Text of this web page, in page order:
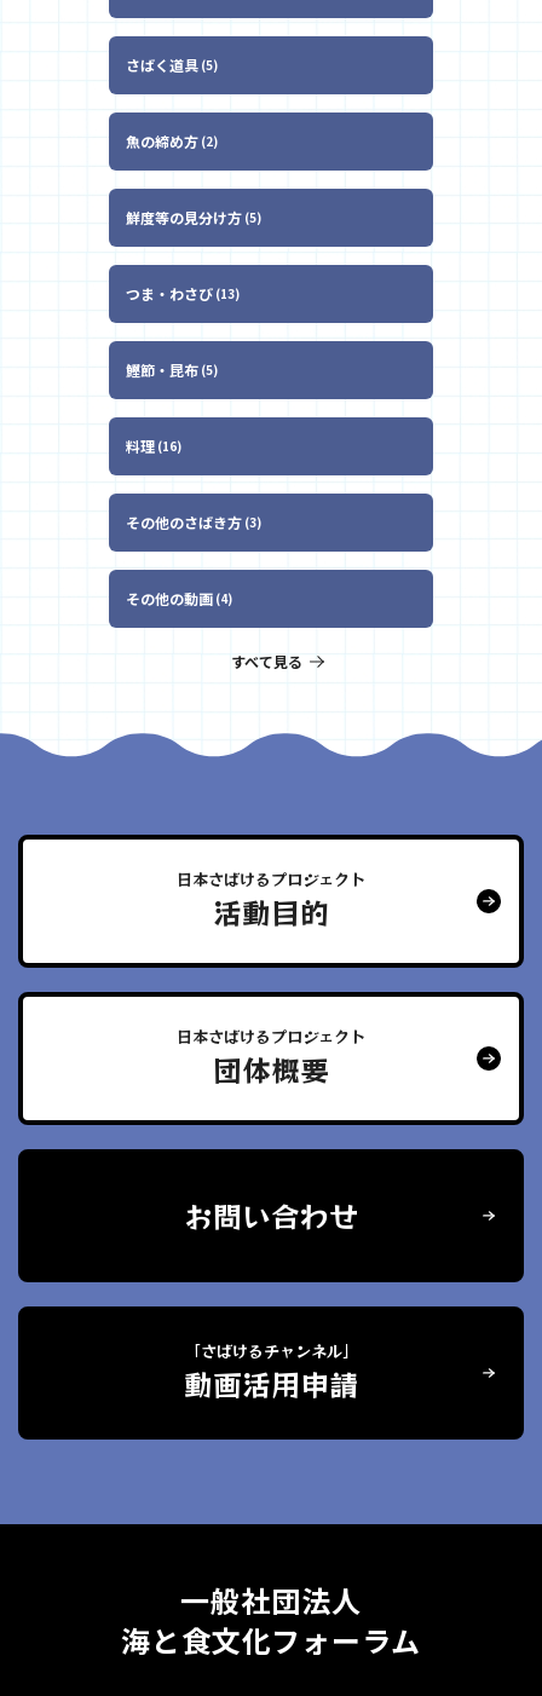
さばく道具 5
魚の締め方 2
鮮度等の見分け方 5
つま・わさび 13
鰹節・昆布 5
料理 16
その他のさばき方 3
その他の動画 4
すべて見る
日本さばけるプロジェクト
活動目的
日本さばけるプロジェクト
団体概要
お問い合わせ
「さばけるチャンネル」
動画活用申請
一般社団法人
海と食文化フォーラム